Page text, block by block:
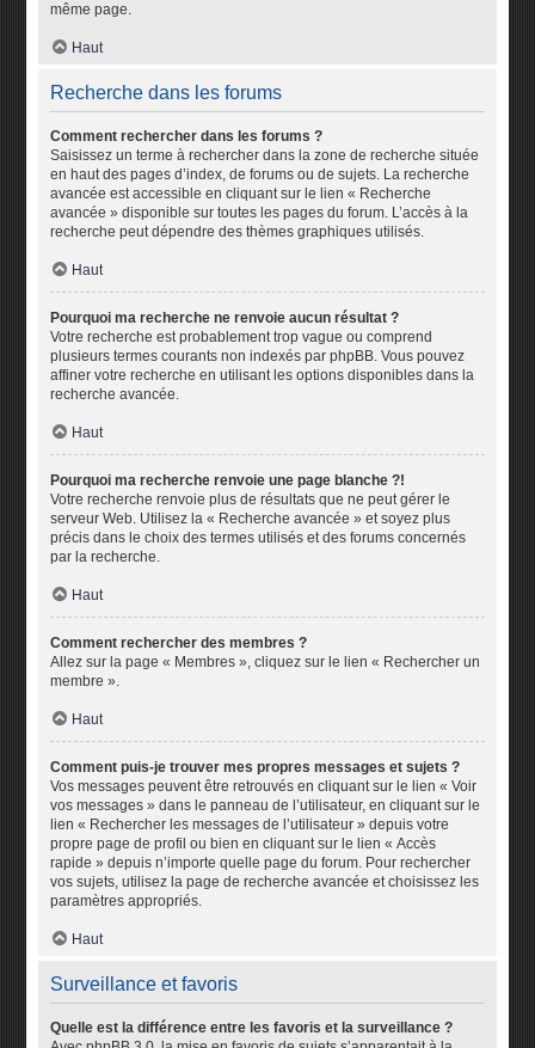
même page.
Haut
Recherche dans les forums
Comment rechercher dans les forums ?
Saisissez un terme à rechercher dans la zone de recherche située
en haut des pages d’index, de forums ou de sujets. La recherche
avancée est accessible en cliquant sur le lien « Recherche
avancée » disponible sur toutes les pages du forum. L’accès à la
recherche peut dépendre des thèmes graphiques utilisés.
Haut
Pourquoi ma recherche ne renvoie aucun résultat ?
Votre recherche est probablement trop vague ou comprend
plusieurs termes courants non indexés par phpBB. Vous pouvez
affiner votre recherche en utilisant les options disponibles dans la
recherche avancée.
Haut
Pourquoi ma recherche renvoie une page blanche ?!
Votre recherche renvoie plus de résultats que ne peut gérer le
serveur Web. Utilisez la « Recherche avancée » et soyez plus
précis dans le choix des termes utilisés et des forums concernés
par la recherche.
Haut
Comment rechercher des membres ?
Allez sur la page « Membres », cliquez sur le lien « Rechercher un
membre ».
Haut
Comment puis-je trouver mes propres messages et sujets ?
Vos messages peuvent être retrouvés en cliquant sur le lien « Voir
vos messages » dans le panneau de l’utilisateur, en cliquant sur le
lien « Rechercher les messages de l’utilisateur » depuis votre
propre page de profil ou bien en cliquant sur le lien « Accès
rapide » depuis n’importe quelle page du forum. Pour rechercher
vos sujets, utilisez la page de recherche avancée et choisissez les
paramètres appropriés.
Haut
Surveillance et favoris
Quelle est la différence entre les favoris et la surveillance ?